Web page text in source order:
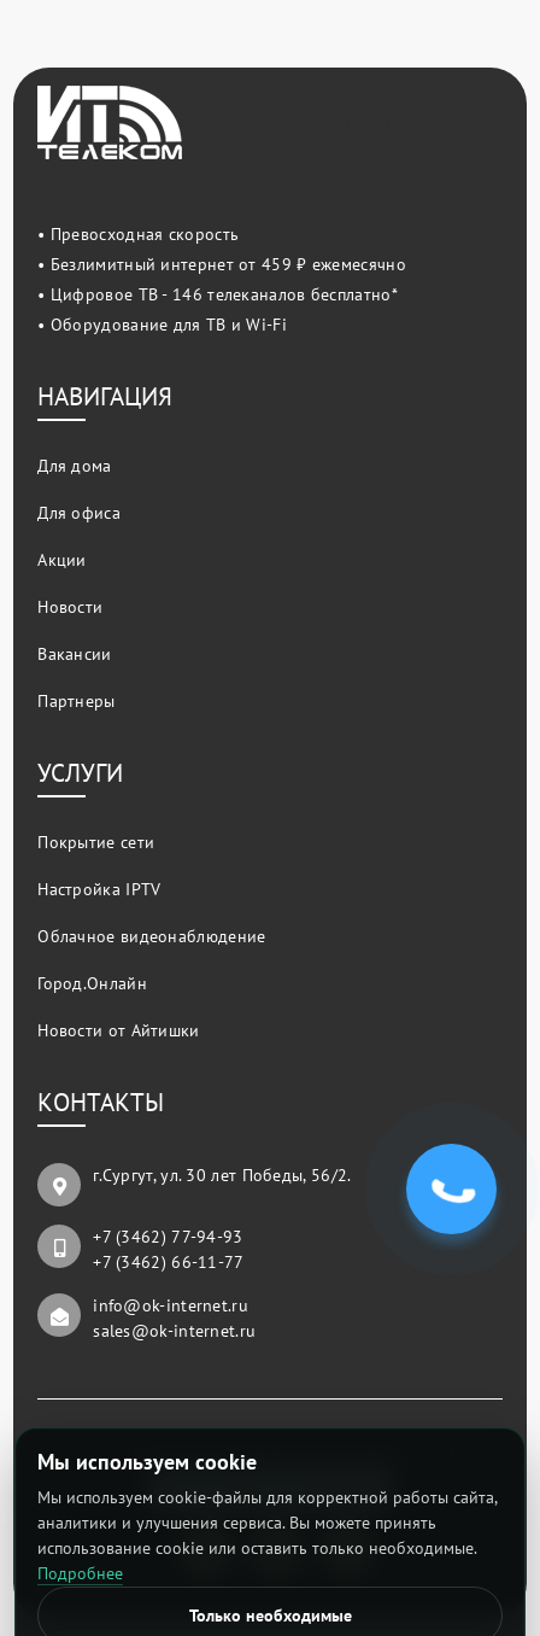
• Превосходная скорость
• Безлимитный интернет от 459 ₽ ежемесячно
• Цифровое ТВ - 146 телеканалов бесплатно*
• Оборудование для ТВ и Wi-Fi
НАВИГАЦИЯ
Для дома
Для офиса
Акции
Новости
Вакансии
Партнеры
УСЛУГИ
Покрытие сети
Настройка IPTV
Облачное видеонаблюдение
Город.Онлайн
Новости от Айтишки
КОНТАКТЫ
г.Сургут, ул. 30 лет Победы, 56/2.
+7 (3462) 77-94-93
+7 (3462) 66-11-77
info@ok-internet.ru
sales@ok-internet.ru
© 2019-2026 Copyright IT-telecom. Все права защищены.
Тест скорости интернета
Мы используем cookie
Мы используем cookie-файлы для корректной работы сайта,
аналитики и улучшения сервиса. Вы можете принять
использование cookie или оставить только необходимые.
Подробнее
Только необходимые